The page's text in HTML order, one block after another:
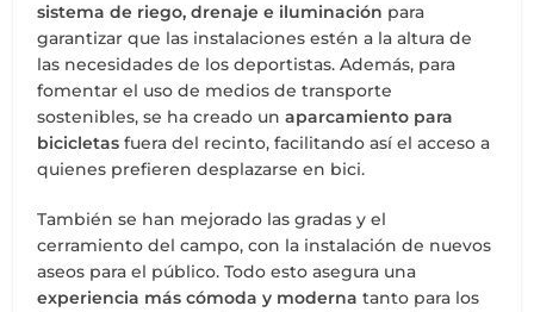
sistema de riego, drenaje e iluminación para
garantizar que las instalaciones estén a la altura de
las necesidades de los deportistas. Además, para
fomentar el uso de medios de transporte
sostenibles, se ha creado unaparcamiento para
bicicletas fuera del recinto, facilitando así el acceso a
quienes prefieren desplazarse en bici.
También se han mejorado las gradas y el
cerramiento del campo, con la instalación de nuevos
aseos para el público. Todo esto asegura una
experiencia más cómoda y moderna tanto para los